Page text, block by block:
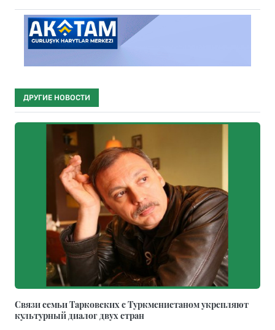
ДРУГИЕ НОВОСТИ
Связи семьи Тарковских с Туркменистаном укрепляют
культурный диалог двух стран